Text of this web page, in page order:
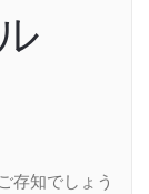
存知でしょう